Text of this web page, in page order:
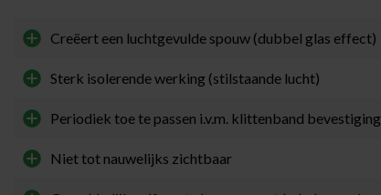
Creëert een luchtgevulde spouw (dubbel glas effect)
Sterk isolerende werking (stilstaande lucht)
Periodiek toe te passen i.v.m. klittenband bevestiging
Niet tot nauwelijks zichtbaar